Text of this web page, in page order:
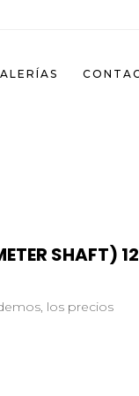
SHAFT)
los precios